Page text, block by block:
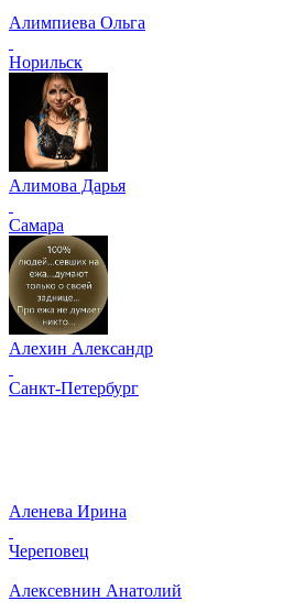
Алимпиева Ольга
Норильск
Алимова Дарья
Самара
Алехин Александр
Санкт-Петербург
Аленева Ирина
Череповец
Алексевнин Анатолий